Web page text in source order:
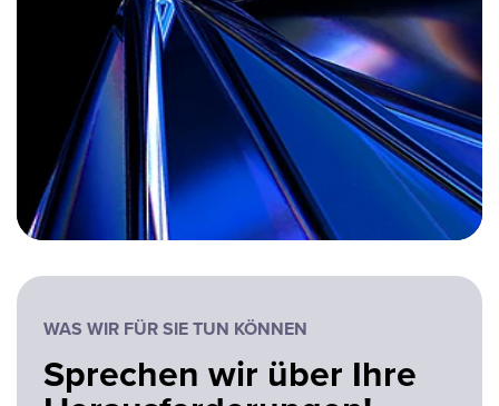
WAS WIR FÜR SIE TUN KÖNNEN
Sprechen wir über Ihre